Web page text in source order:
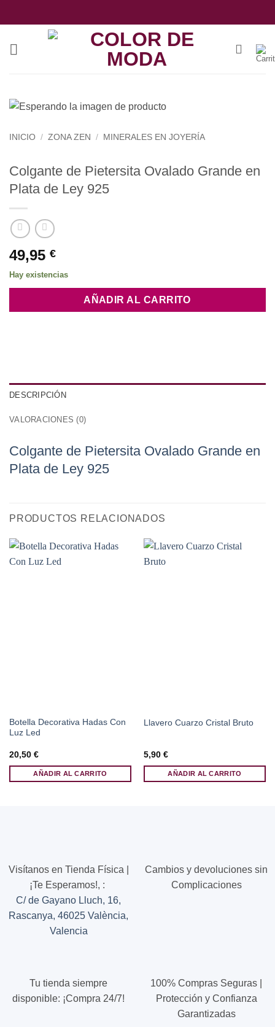
al
INICIO / ZONA ZEN / MINERALES EN JOYERÍA
Colgante de Pietersita Ovalado Grande en
Plata de Ley 925
49,95 €
Hay existencias
AÑADIR AL CARRITO
DESCRIPCIÓN
VALORACIONES (0)
Colgante de Pietersita Ovalado Grande en
Plata de Ley 925
PRODUCTOS RELACIONADOS
Botella Decorativa Hadas Con
Luz Led
20,50 €
AÑADIR AL CARRITO
Llavero Cuarzo Cristal Bruto
5,90 €
AÑADIR AL CARRITO
Visítanos en Tienda Física |
¡Te Esperamos!, :
C/ de Gayano Lluch, 16,
Rascanya, 46025 València,
Valencia
Cambios y devoluciones sin
Complicaciones
Tu tienda siempre
disponible: ¡Compra 24/7!
100% Compras Seguras |
Protección y Confianza
Garantizadas